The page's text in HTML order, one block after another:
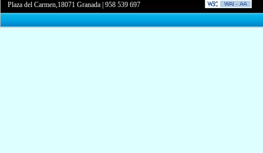
Plaza del Carmen,18071 Granada |958 539 697